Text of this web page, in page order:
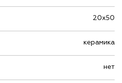
20х50
керамика
нет